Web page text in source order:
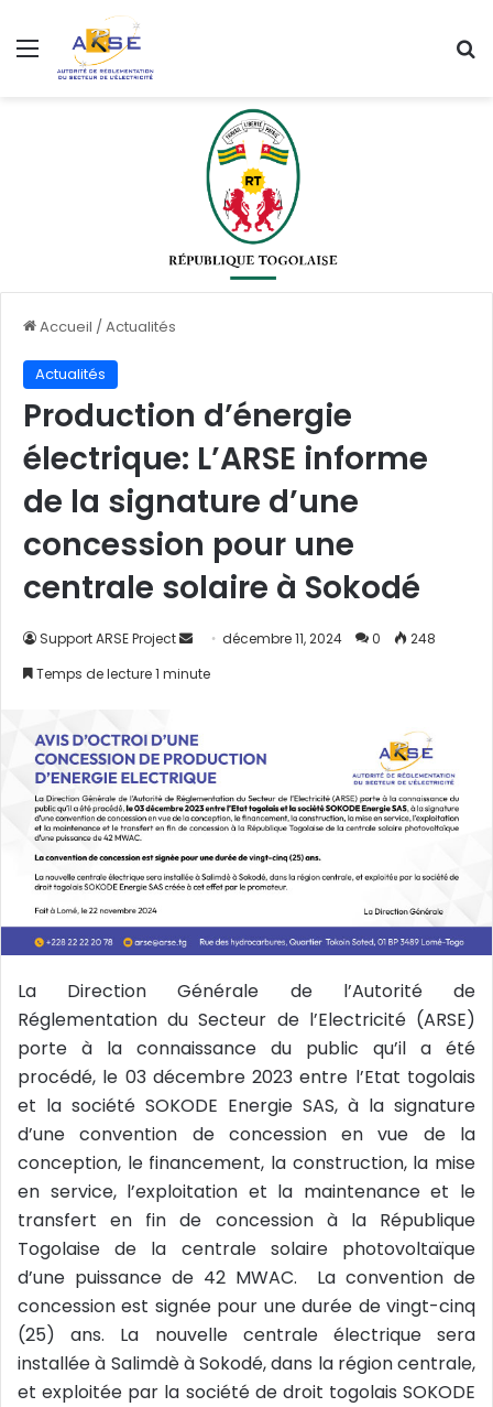
Menu
Accueil /Actualités
Actualités
Production d’énergie
électrique: L’ARSE informe
de la signature d’une
concession pour une
centrale solaire à Sokodé
Support ARSE Project
n
y
e
r
u
c
u
r
r
décembre 11, 2024 0
248
Temps de lecture 1 minute
La Direction Générale de l’Autorité de
Réglementation du Secteur de l’Electricité (ARSE)
porte à la connaissance du public qu’il a été
procédé, le 03 décembre 2023 entre l’Etat togolais
et la société SOKODE Energie SAS, à la signature
d’une convention de concession en vue de la
conception, le financement, la construction, la mise
en service, l’exploitation et la maintenance et le
transfert en fin de concession à la République
Togolaise de la centrale solaire photovoltaïque
d’une puissance de 42 MWAC. La convention de
concession est signée pour une durée de vingt-cinq
(25) ans. La nouvelle centrale électrique sera
installée à Salimdè à Sokodé, dans la région centrale,
et exploitée par la société de droit togolais SOKODE